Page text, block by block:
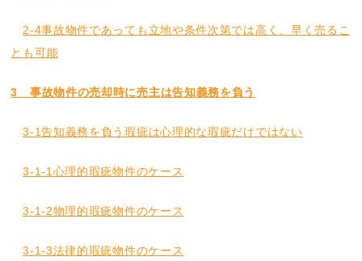
2-4事故物件であっても立地や条件次第では高く、早く売るこ
とも可能
3 事故物件の売却時に売主は告知義務を負う
3-1告知義務を負う瑕疵は心理的な瑕疵だけではない
3-1-1心理的瑕疵物件のケース
3-1-2物理的瑕疵物件のケース
3-1-3法律的瑕疵物件のケース